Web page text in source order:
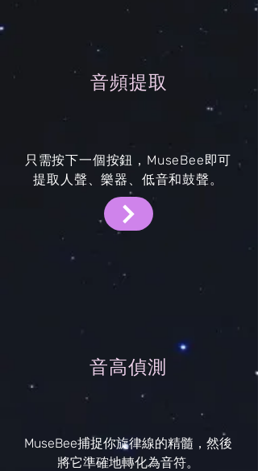
音頻提取
只需按下一個按鈕，MuseBee即可
提取人聲、樂器、低音和鼓聲。
音高偵測
MuseBee捕捉你旋律線的精髓，然後
將它準確地轉化為音符。